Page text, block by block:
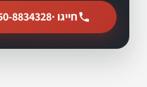
חייגו ·8834328